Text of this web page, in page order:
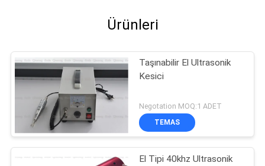
Ürünleri
Taşınabilir El Ultrasonik
Kesici
Negotation MOQ:1 ADET
TEMAS
El Tipi 40khz Ultrasonik